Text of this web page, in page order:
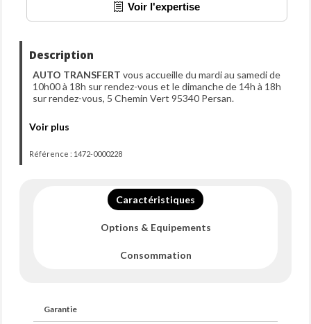
Voir l'expertise
Description
AUTO TRANSFERT vous accueille du mardi au samedi de
10h00 à 18h sur rendez-vous et le dimanche de 14h à 18h
sur rendez-vous, 5 Chemin Vert 95340 Persan.
NOS SERVICES
- TOUT NOS VÉHICULES SONT VENDUS AVEC
DANS TOUTE L'UNION EUROPÉENNE
- VISITE VIRTUELLE 360
- + DE PHOTOS SUR NOTRE SITE WEB
- REPRISE POSSIBLE DE VOTRE ANCIEN VÉHICULE
Frais de courtage
Voir plus
Référence : 1472-0000228
Caractéristiques
Options & Equipements
Consommation
Garantie